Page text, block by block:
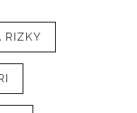
RIZKY